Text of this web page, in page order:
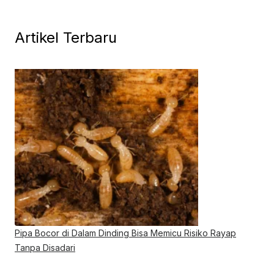
Artikel Terbaru
Pipa Bocor di Dalam Dinding Bisa Memicu Risiko Rayap
Tanpa Disadari